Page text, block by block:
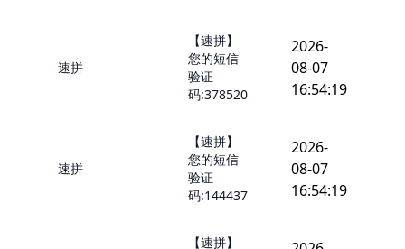
速拼
【速拼】
您的短信
验证
码:378520
2026-
08-07
16:54:19
速拼
【速拼】
您的短信
验证
码:144437
2026-
08-07
16:54:19
【速拼】